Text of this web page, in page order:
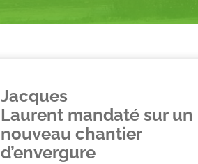
Jacques
Laurent mandaté sur un
nouveau chantier
d’envergure